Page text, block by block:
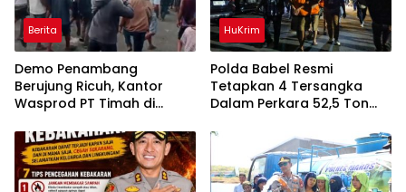
Berita
Demo Penambang
Berujung Ricuh, Kantor
Wasprod PT Timah di
HuKrim
Polda Babel Resmi
Tetapkan 4 Tersangka
Dalam Perkara 52,5 Ton
Belitung